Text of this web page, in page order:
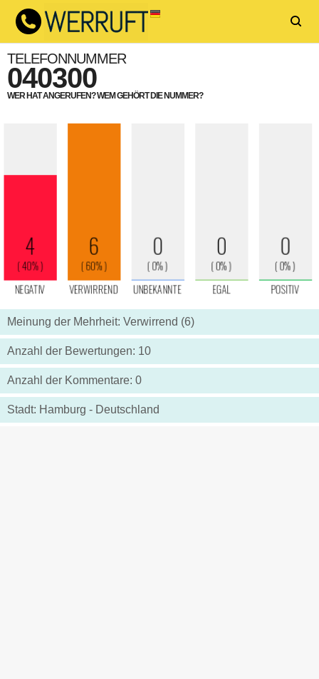
TELEFONNUMMER
040300
WER HAT ANGERUFEN? WEM GEHÖRT DIE NUMMER?
Meinung der Mehrheit: Verwirrend (6)
Anzahl der Bewertungen: 10
Anzahl der Kommentare: 0
Stadt: Hamburg - Deutschland